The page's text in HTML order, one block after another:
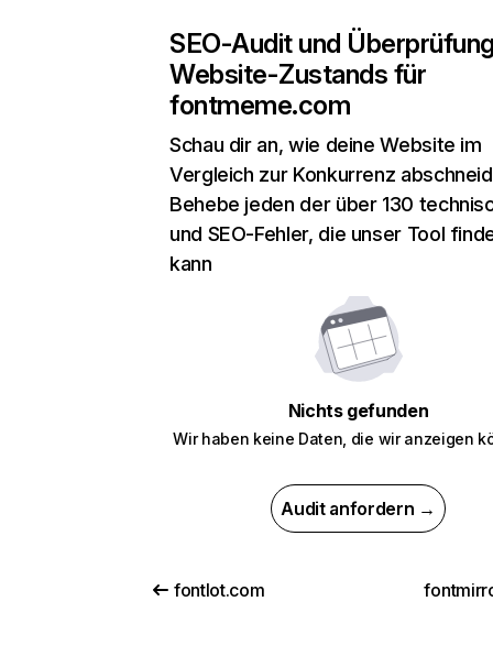
SEO-Audit und
Website-Zustands für
fontmeme.com
Schau dir an, wie deine Website im
Vergleich zur Konkurrenz
Behebe jeden der über 130
und SEO-Fehler, die unser Tool
kann
Nichts gefunden
Wir haben keine Daten, die wir anzeigen
Audit anfordern →
fontlot.com